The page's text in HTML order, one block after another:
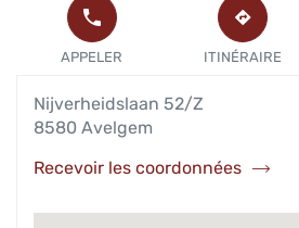
APPELER
L'AGENCE
AVCT -
APPELER ITINÉRAIRE
JUSQU'À
L'AGENCE
AVCT
Nijverheidslaan 52/Z
8580 Avelgem
Recevoir les coordonnées
de
AVCT